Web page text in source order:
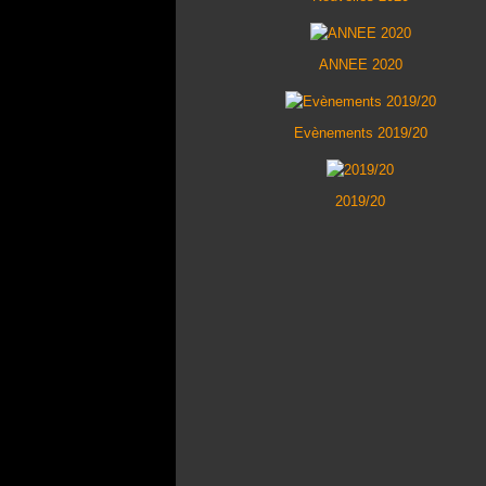
ANNEE 2020
Evènements 2019/20
2019/20